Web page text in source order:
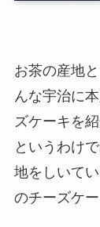
お茶の産地
んな宇治に本
ズケーキを
というわけ
地をしいて
のチーズケ